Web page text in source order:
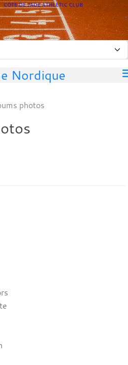
COTE DE JADE ATHLETIC CLUB
Nordique
photos